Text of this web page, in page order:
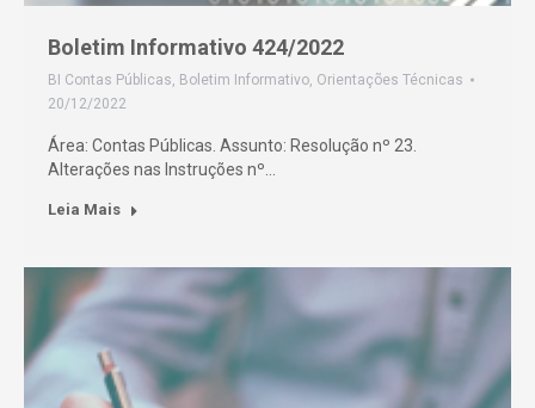
Boletim Informativo 424/2022
BI Contas Públicas, Boletim Informativo, Orientações Técnicas
20/12/2022
Área: Contas Públicas. Assunto: Resolução nº 23.
Alterações nas Instruções nº…
Leia Mais